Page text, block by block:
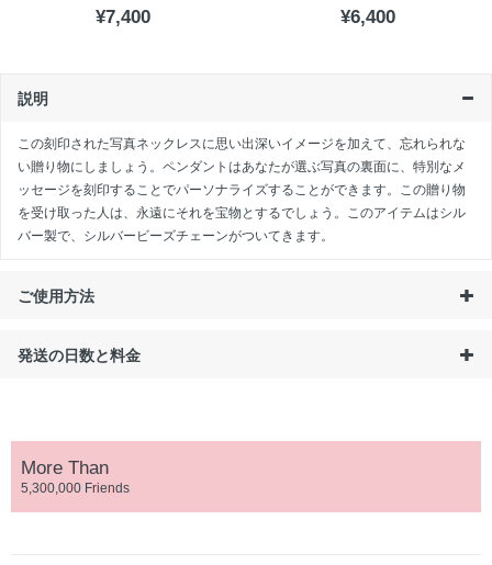
¥7,400 ¥6,400
説明
この刻印された写真ネックレスに思い出深いイメージを加えて、忘れられな
い贈り物にしましょう。ペンダントはあなたが選ぶ写真の裏面に、特別なメ
ッセージを刻印することでパーソナライズすることができます。この贈り物
を受け取った人は、永遠にそれを宝物とするでしょう。このアイテムはシル
バー製で、シルバービーズチェーンがついてきます。
ご使用方法
発送の日数と料金
More Than
5,300,000 Friends